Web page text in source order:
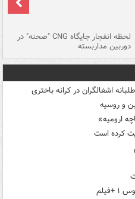
لحظه انفجار جایگاه CNG "صحنه" در
دوربین مداربسته
اشغالگران در کرانه باختری
و روسیه
ارومیه»
کرده است